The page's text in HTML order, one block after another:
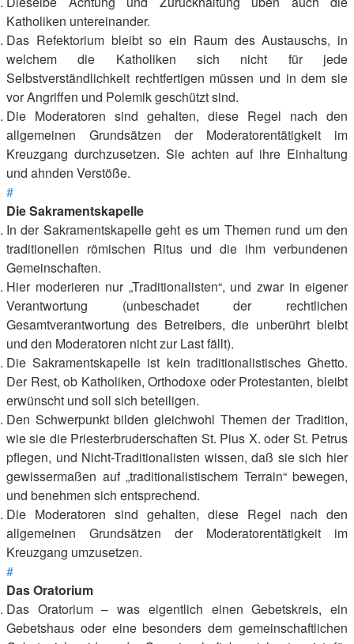
Katholiken untereinander.
Das Refektorium bleibt so ein Raum des Austauschs, in
welchem die Katholiken sich nicht für jede
Selbstverständlichkeit rechtfertigen müssen und in dem sie
vor Angriffen und Polemik geschützt sind.
Die Moderatoren sind gehalten, diese Regel nach den
allgemeinen Grundsätzen der Moderatorentätigkeit im
Kreuzgang durchzusetzen. Sie achten auf ihre Einhaltung
und ahnden Verstöße.
#
Die Sakramentskapelle
In der Sakramentskapelle geht es um Themen rund um den
traditionellen römischen Ritus und die ihm verbundenen
Gemeinschaften.
Hier moderieren nur „Traditionalisten“, und zwar in eigener
Verantwortung (unbeschadet der rechtlichen
Gesamtverantwortung des Betreibers, die unberührt bleibt
und den Moderatoren nicht zur Last fällt).
Die Sakramentskapelle ist kein traditionalistisches Ghetto.
Der Rest, ob Katholiken, Orthodoxe oder Protestanten, bleibt
erwünscht und soll sich beteiligen.
Den Schwerpunkt bilden gleichwohl Themen der Tradition,
wie sie die Priesterbruderschaften St. Pius X. oder St. Petrus
pflegen, und Nicht-Traditionalisten wissen, daß sie sich hier
gewissermaßen auf „traditionalistischem Terrain“ bewegen,
und benehmen sich entsprechend.
Die Moderatoren sind gehalten, diese Regel nach den
allgemeinen Grundsätzen der Moderatorentätigkeit im
Kreuzgang umzusetzen.
#
Das Oratorium
Das Oratorium – was eigentlich einen Gebetskreis, ein
Gebetshaus oder eine besonders dem gemeinschaftlichen